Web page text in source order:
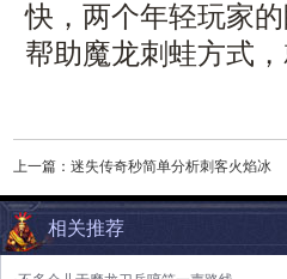
快，两个年轻玩家
帮助魔龙刺蛙方式
上一篇： 迷失传奇秒简单分析刺客火焰冰
相关推荐